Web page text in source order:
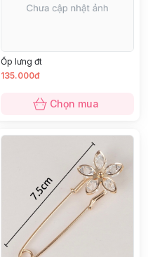
Ốp lưng đt
135.000đ
Chọn mua